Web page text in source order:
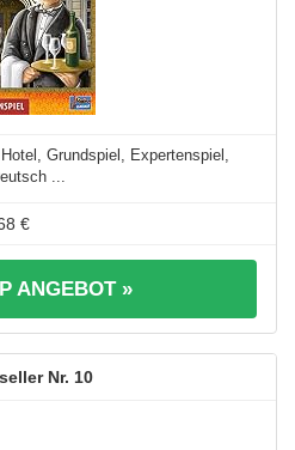
Grundspiel, Expertenspiel,
...
€
ANGEBOT »
10